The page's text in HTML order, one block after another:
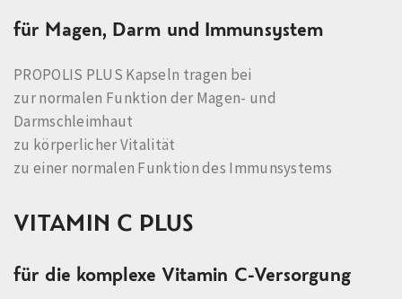
für Magen, Darm und Immunsystem
PROPOLIS PLUS Kapseln tragen bei
zur normalen Funktion der Magen- und
Darmschleimhaut
zu körperlicher Vitalität
zu einer normalen Funktion des Immunsystems
VITAMIN C PLUS
für die komplexe Vitamin C-Versorgung